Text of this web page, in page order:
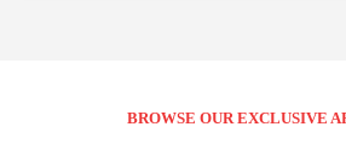
BROWSE OUR EXCLUSIVE